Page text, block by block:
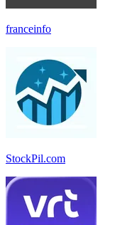
franceinfo
StockPil.com